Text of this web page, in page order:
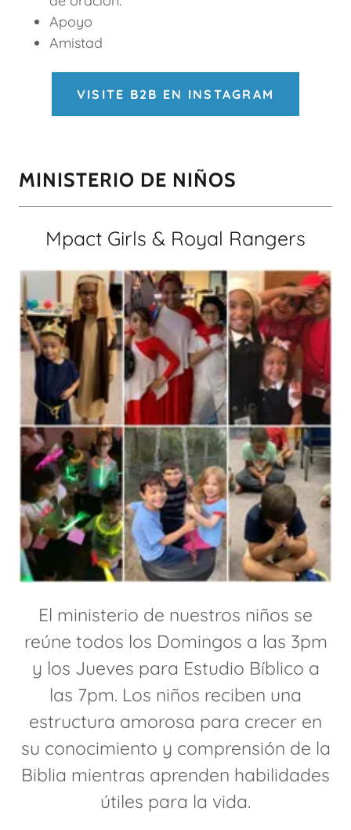
Apoyo
Amistad
VISITE B2B EN INSTAGRAM
MINISTERIO DE NIÑOS
Mpact Girls & Royal Rangers
El ministerio de nuestros niños se
reúne todos los Domingos a las 3pm
y los Jueves para Estudio Bíblico a
las 7pm. Los niños reciben una
estructura amorosa para crecer en
su conocimiento y comprensión de la
Biblia mientras aprenden habilidades
útiles para la vida.